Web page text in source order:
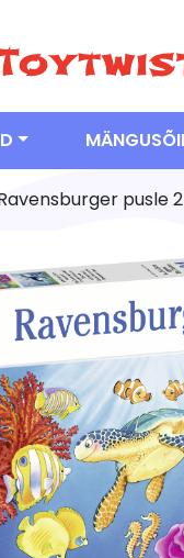
pusle